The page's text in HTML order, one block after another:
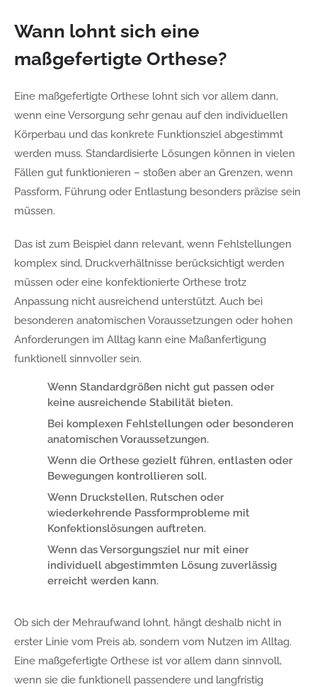
Wann lohnt sich eine
maßgefertigte Orthese?
Eine maßgefertigte Orthese lohnt sich vor allem dann,
wenn eine Versorgung sehr genau auf den individuellen
Körperbau und das konkrete Funktionsziel abgestimmt
werden muss. Standardisierte Lösungen können in vielen
Fällen gut funktionieren – stoßen aber an Grenzen, wenn
Passform, Führung oder Entlastung besonders präzise sein
müssen.
Das ist zum Beispiel dann relevant, wenn Fehlstellungen
komplex sind, Druckverhältnisse berücksichtigt werden
müssen oder eine konfektionierte Orthese trotz
Anpassung nicht ausreichend unterstützt. Auch bei
besonderen anatomischen Voraussetzungen oder hohen
Anforderungen im Alltag kann eine Maßanfertigung
funktionell sinnvoller sein.
Wenn Standardgrößen nicht gut passen oder
keine ausreichende Stabilität bieten.
Bei komplexen Fehlstellungen oder besonderen
anatomischen Voraussetzungen.
Wenn die Orthese gezielt führen, entlasten oder
Bewegungen kontrollieren soll.
Wenn Druckstellen, Rutschen oder
wiederkehrende Passformprobleme mit
Konfektionslösungen auftreten.
Wenn das Versorgungsziel nur mit einer
individuell abgestimmten Lösung zuverlässig
erreicht werden kann.
Ob sich der Mehraufwand lohnt, hängt deshalb nicht in
erster Linie vom Preis ab, sondern vom Nutzen im Alltag.
Eine maßgefertigte Orthese ist vor allem dann sinnvoll,
wenn sie die funktionell passendere und langfristig